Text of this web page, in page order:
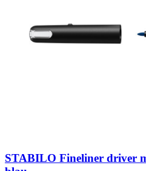
STABILO Fineliner driver